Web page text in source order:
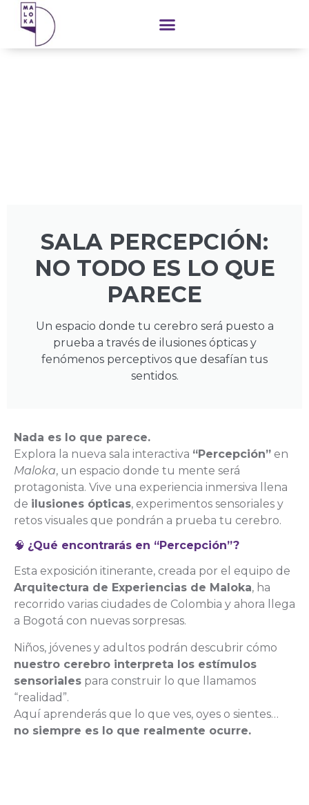
contenido
SALA PERCEPCIÓN:
NO TODO ES LO QUE
PARECE
Un espacio donde tu cerebro será puesto a
prueba a través de ilusiones ópticas y
fenómenos perceptivos que desafían tus
sentidos.
Nada es lo que parece.
Explora la nueva sala interactiva “Percepción” en
Maloka, un espacio donde tu mente será
protagonista. Vive una experiencia inmersiva llena
de ilusiones ópticas, experimentos sensoriales y
retos visuales que pondrán a prueba tu cerebro.
🧠 ¿Qué encontrarás en “Percepción”?
Esta exposición itinerante, creada por el equipo de
Arquitectura de Experiencias de Maloka, ha
recorrido varias ciudades de Colombia y ahora llega
a Bogotá con nuevas sorpresas.
Niños, jóvenes y adultos podrán descubrir cómo
nuestro cerebro interpreta los estímulos
sensoriales para construir lo que llamamos
“realidad”.
Aquí aprenderás que lo que ves, oyes o sientes…
no siempre es lo que realmente ocurre.